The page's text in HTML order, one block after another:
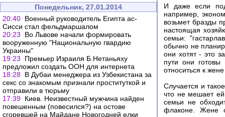
Понедельник, 27.01.2014
20:40 Военный руководитель Египта ас-
Сисси стал фельдмаршалом
20:23
Во Львове начали формировать
вооруженную "Национальную гвардию
Украины"
19:23
Премьер Израиля Б.Нетаньяху
предложил создать ООН для интернета
18:28 В Дубаи менеджера из Узбекистана за
секс со знакомым признали проституткой и
отправили в тюрьму
17:39 Киев. Неизвестный мужчина найден
повешенным (повесился?) на остове
сгоревшей на Майдане Новогодней елки
И даже если
например,
возьмет бразды
настоящая
семьи:
обычно не
они хотят - это
пути они
относиться к
Случается и
что не мешает
семьи не
флаконе. Жене